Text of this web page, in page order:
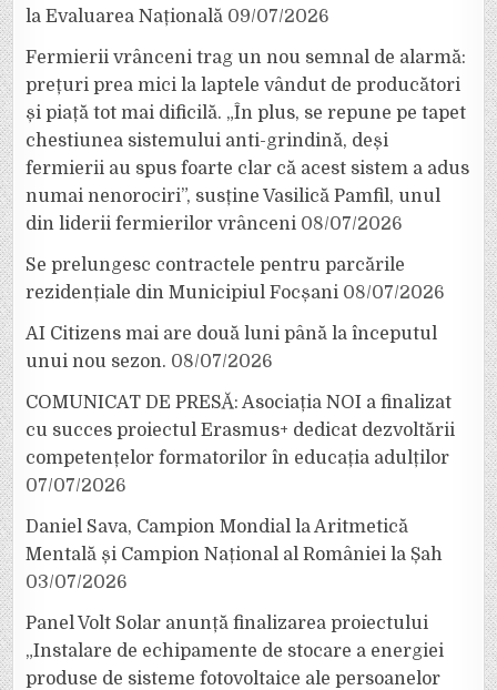
la Evaluarea Națională 09/07/2026
Fermierii vrânceni trag un nou semnal de alarmă:
prețuri prea mici la laptele vândut de producători
și piață tot mai dificilă. „În plus, se repune pe tapet
chestiunea sistemului anti-grindină, deși
fermierii au spus foarte clar că acest sistem a adus
numai nenorociri”, susține Vasilică Pamfil, unul
din liderii fermierilor vrânceni 08/07/2026
Se prelungesc contractele pentru parcările
rezidențiale din Municipiul Focșani 08/07/2026
AI Citizens mai are două luni până la începutul
unui nou sezon. 08/07/2026
COMUNICAT DE PRESĂ: Asociația NOI a finalizat
cu succes proiectul Erasmus+ dedicat dezvoltării
competențelor formatorilor în educația adulților
07/07/2026
Daniel Sava, Campion Mondial la Aritmetică
Mentală și Campion Național al României la Șah
03/07/2026
Panel Volt Solar anunță finalizarea proiectului
„Instalare de echipamente de stocare a energiei
produse de sisteme fotovoltaice ale persoanelor